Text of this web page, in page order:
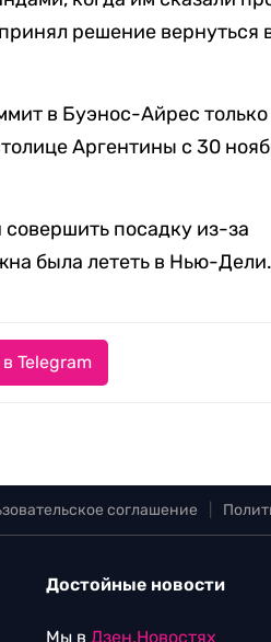
решение вернуться
в Буэнос-Айрес только
Аргентины с 30
посадку из-за
была лететь в Нью-Дели.
Telegram
соглашение
Достойные новости
Мы в Дзен.Новостях